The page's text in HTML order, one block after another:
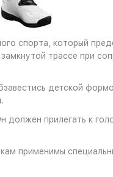
спорта, который
трассе при
детской
прилегать к
применимы